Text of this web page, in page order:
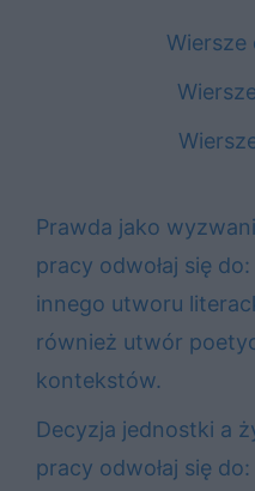
Wiersze
Prawda jako
pracy odwołaj się
innego utworu
również utwór
kontekstów.
Decyzja jednostki a
pracy odwołaj się